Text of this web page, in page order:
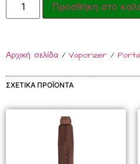
Προσθήκη στο
Αρχική σελίδα / Vaporizer /
ΣΧΕΤΙΚΆ ΠΡΟΪΌΝΤΑ